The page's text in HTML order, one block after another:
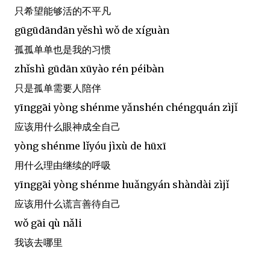
只希望能够活的不平凡
gūgūdāndān yěshì wǒ de xíguàn
孤孤单单也是我的习惯
zhǐshì gūdān xūyào rén péibàn
只是孤单需要人陪伴
yīnggāi yòng shénme yǎnshén chéngquán zìjǐ
应该用什么眼神成全自己
yòng shénme lǐyóu jìxù de hūxī
用什么理由继续的呼吸
yīnggāi yòng shénme huǎngyán shàndài zìjǐ
应该用什么谎言善待自己
wǒ gāi qù nǎli
我该去哪里